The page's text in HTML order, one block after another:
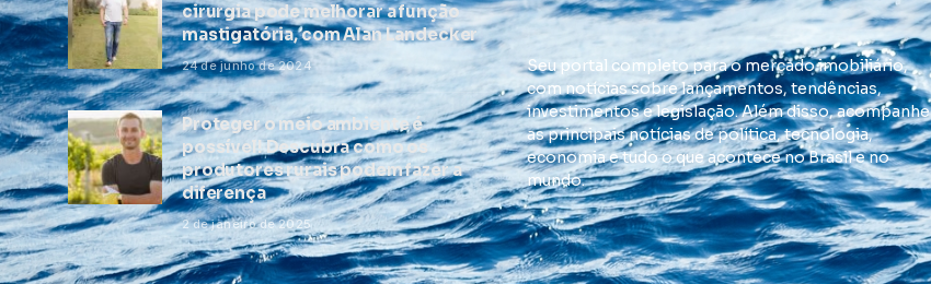
cirurgia pode melhorar a função
mastigatória, com Alan Landecker
24 de junho de 2024
Proteger o meio ambiente é
possível! Descubra como os
produtores rurais podem fazer a
diferença
2 de janeiro de 2025
Seu portal completo para o mercado imobiliário,
com notícias sobre lançamentos, tendências,
investimentos e legislação. Além disso, acompanhe
as principais notícias de política, tecnologia,
economia e tudo o que acontece no Brasil e no
mundo.